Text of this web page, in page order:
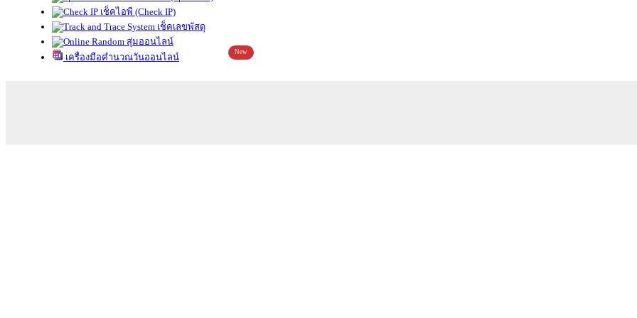
เช็คไอพี (Check IP)
เช็คเลขพัสดุ
สุ่มออนไลน์
เครื่องมือคำนวณวันออนไลน์
New